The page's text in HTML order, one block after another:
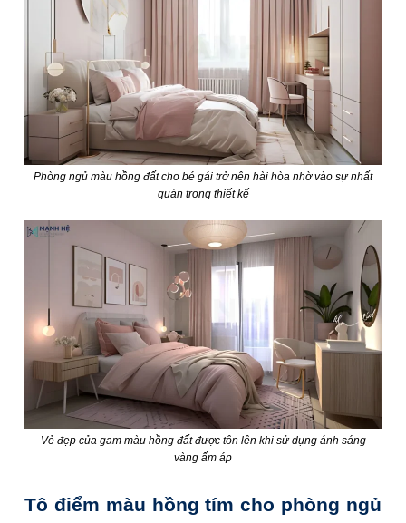
Phòng ngủ màu hồng đất cho bé gái trở nên hài hòa nhờ vào sự nhất
quán trong thiết kế
Vẻ đẹp của gam màu hồng đất được tôn lên khi sử dụng ánh sáng
vàng ấm áp
Tô điểm màu hồng tím cho phòng ngủ